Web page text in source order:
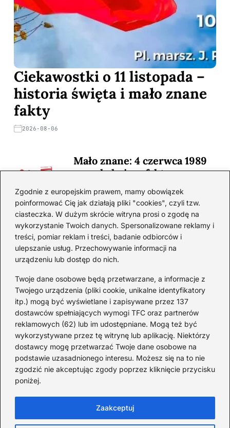
Zgodnie z europejskim prawem, mamy obowiązek
poinformować Cię jak działają pliki "cookies", czyli tzw.
ciasteczka. W dużym skrócie witryna prosi o zgodę na
wykorzystanie Twoich danych. Spersonalizowane reklamy i
treści, pomiar reklam i treści, badanie odbiorców i
ulepszanie usług. Przechowywanie informacji na
urządzeniu lub dostęp do nich.
Twoje dane osobowe będą przetwarzane, a informacje z
Twojego urządzenia (pliki cookie, unikalne identyfikatory
itp.) mogą być wyświetlane i zapisywane przez 137
dostawców spełniających wymogi TFC oraz partnerów
reklamowych (62) lub im udostępniane. Mogą też być
wykorzystywane przez tę witrynę lub aplikację. Niektórzy
dostawcy mogę przetwarzać Twoje dane osobowe na
podstawie uzasadnionego interesu. Możesz się na to nie
zgodzić nie akceptując zgody poprzez kliknięcie przycisku
poniżej.
Zaakceptuj
Ciekawostki o 11 listopada –
historia święta i mało znane
fakty
2026-08-06
Mało znane: 4 czerwca 1989
— zaskakujące fakty
2026-08-03
Ciekawostki o 1. wojnie
światowej — mało znane
fakty i historie
2026-08-02
Zaskakujące ciekawostki o
Krzysztofie Kolumbie
2026-07-20
Mało znane ciekawostki o
Wisławie Szymborskiej
2026-07-16
Zaskakujące ciekawostki o
2026-07-15